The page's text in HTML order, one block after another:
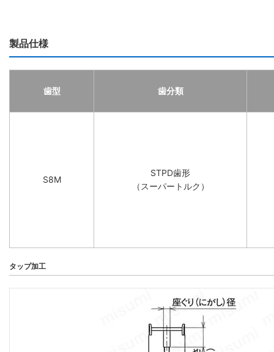
製品仕様
歯型 歯分類
S8M
STPD歯形
（スーパートルク）
タップ加工